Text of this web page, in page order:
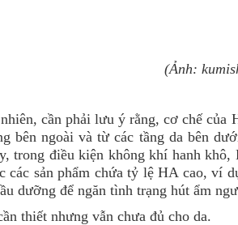
(Ảnh:
cần phải lưu ý rằng, cơ chế
bên ngoài và từ các tầng da bên
trong điều kiện không khí hanh
các sản phẩm chứa tỷ lệ HA cao, ví
dưỡng để ngăn tình trạng hút ẩm
thiết nhưng vẫn chưa đủ cho da.